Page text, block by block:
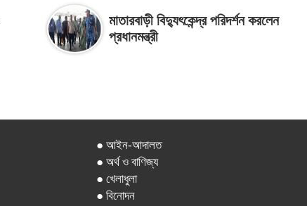
মাতারবাড়ী বিদ্যুৎকেন্দ্র পরিদর্শন করলেন
প্রধানমন্ত্রী
● আইন-আদালত
● অর্থ ও বাণিজ্য
● খেলাধুলা
● বিনোদন